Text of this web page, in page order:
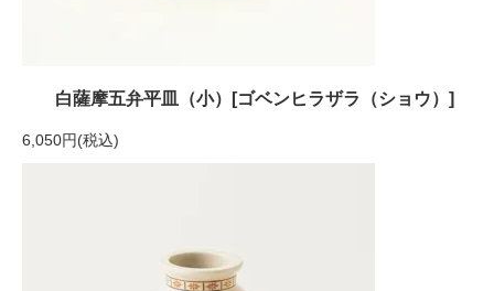
白薩摩五弁平皿（小）[ゴベンヒラザラ（ショウ）]
6,050円(税込)